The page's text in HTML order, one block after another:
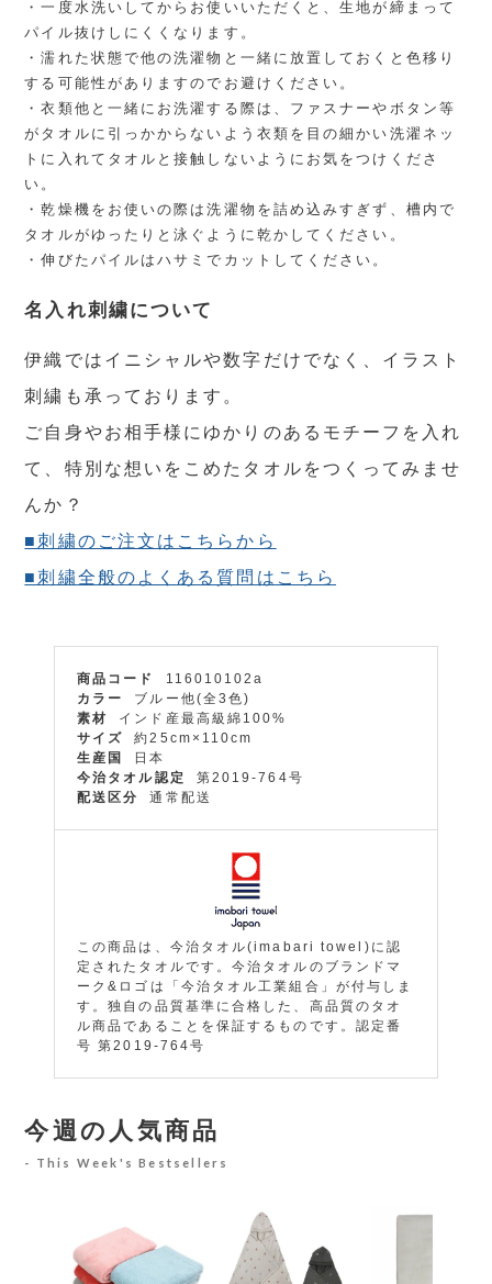
・一度水洗いしてからお使いいただくと、生地が締まって
パイル抜けしにくくなります。
・濡れた状態で他の洗濯物と一緒に放置しておくと色移り
する可能性がありますのでお避けください。
・衣類他と一緒にお洗濯する際は、ファスナーやボタン等
がタオルに引っかからないよう衣類を目の細かい洗濯ネッ
トに入れてタオルと接触しないようにお気をつけくださ
い。
・乾燥機をお使いの際は洗濯物を詰め込みすぎず、槽内で
タオルがゆったりと泳ぐように乾かしてください。
・伸びたパイルはハサミでカットしてください。
名入れ刺繍について
伊織ではイニシャルや数字だけでなく、イラスト
刺繍も承っております。
ご自身やお相手様にゆかりのあるモチーフを入れ
て、特別な想いをこめたタオルをつくってみませ
んか？
■刺繍のご注文はこちらから
■刺繍全般のよくある質問はこちら
商品コード
116010102a
カラー
ブルー他(全3色)
素材
インド産最高級綿100%
サイズ
約25cm×110cm
生産国
日本
今治タオル認定
第2019-764号
配送区分
通常配送
この商品は、今治タオル(imabari towel)に認
定されたタオルです。今治タオルのブランドマ
ーク&ロゴは「今治タオル工業組合」が付与しま
す。独自の品質基準に合格した、高品質のタオ
ル商品であることを保証するものです。認定番
号 第2019-764号
今週の人気商品
This Week's Bestsellers